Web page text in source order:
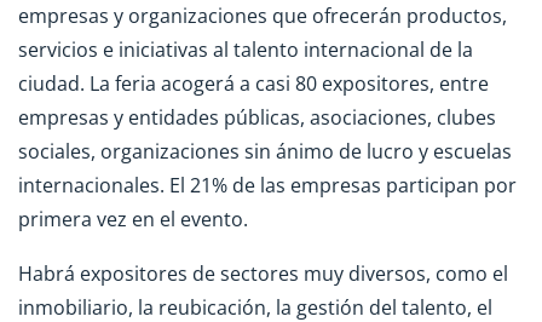
empresas y organizaciones que ofrecerán productos,
servicios e iniciativas al talento internacional de la
ciudad. La feria acogerá a casi 80 expositores, entre
empresas y entidades públicas, asociaciones, clubes
sociales, organizaciones sin ánimo de lucro y escuelas
internacionales. El 21% de las empresas participan por
primera vez en el evento.
Habrá expositores de sectores muy diversos, como el
inmobiliario, la reubicación, la gestión del talento, el